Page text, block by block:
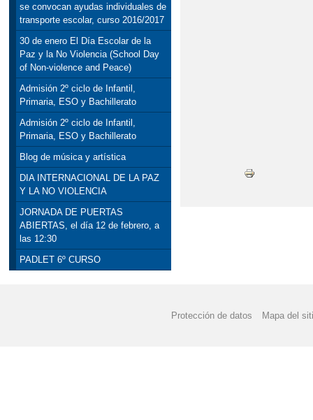
se convocan ayudas individuales de
transporte escolar, curso 2016/2017
30 de enero El Día Escolar de la
Paz y la No Violencia (School Day
of Non-violence and Peace)
Admisión 2º ciclo de Infantil,
Primaria, ESO y Bachillerato
Admisión 2º ciclo de Infantil,
Primaria, ESO y Bachillerato
Blog de música y artística
DIA INTERNACIONAL DE LA PAZ
Y LA NO VIOLENCIA
JORNADA DE PUERTAS
ABIERTAS, el día 12 de febrero, a
las 12:30
PADLET 6º CURSO
Protección de datos Mapa del